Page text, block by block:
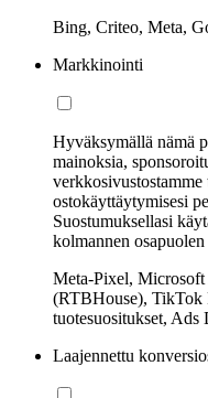
Bing, Criteo, Meta,
Markkinointi
Hyväksymällä nämä
mainoksia,
verkkosivustostamme
ostokäyttäytymisesi
Suostumuksellasi
kolmannen
Meta-Pixel,
(RTBHouse), TikTok
tuotesuositukset, Ads
Laajennettu